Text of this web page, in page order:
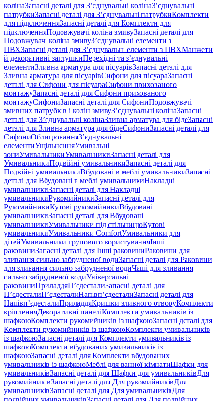
колінаЗапасні деталі для З’єднувальні колінаЗ’єднувальні
патрубкиЗапасні деталі для З’єднувальні патрубкиКомплекти
для підключенняЗапасні деталі для Комплекти для
підключенняПодовжувачі коліна змивуЗапасні деталі для
Подовжувачі коліна змивуЗ’єднувальні елементи з
ПВХЗапасні деталі для З’єднувальні елементи з ПВХМанжети
й декоративні заглушкиПерехідні та з’єднувальні
елементиЗливна арматура для пісуарівЗапасні деталі для
Зливна арматура для пісуарівСифони для пісуараЗапасні
деталі для Сифони для пісуараСифони прихованого
монтажуЗапасні деталі для Сифони прихованого
монтажуСифониЗапасні деталі для СифониПодовжувачі
змивних патрубків і колін змивуЗ’єднувальні колінаЗапасні
деталі для З’єднувальні колінаЗливна арматура для бідеЗапасні
деталі для Зливна арматура для бідеСифониЗапасні деталі для
СифониОблицюванняЗ’єднувальні
елементиУщільненняУмивальні
зониУмивальникиУмивальникиЗапасні деталі для
УмивальникиПодвійні умивальникиЗапасні деталі для
Подвійні умивальникиВбудовані в меблі умивальникиЗапасні
деталі для Вбудовані в меблі умивальникиНакладні
умивальникиЗапасні деталі для Накладні
умивальникиРукомийникиЗапасні деталі для
РукомийникиКутові рукомийникиВбудовані
умивальникиЗапасні деталі для Вбудовані
умивальникиУмивальники під стільницюКутові
умивальникиУмивальники ComfortУмивальники для
дітейУмивальники групового користуванняІнші
раковиниЗапасні деталі для Інші раковиниРаковини для
зливання сильно забрудненої водиЗапасні деталі для Раковини
для зливання сильно забрудненої водиЧаші для зливання
сильно забрудненої водиУніверсальні
раковиниПриладдяП’єдесталиЗапасні деталі для
П’єдесталиП’єдесталиНапівп’єдесталиЗапасні деталі для
Напівп’єдесталиПриладдяКришки зливного отворуКомплекти
кріпленняДекоративні панеліКомплекти умивальників із
шафкоюКомплекти рукомийників із шафкоюЗапасні деталі для
Комплекти рукомийників із шафкоюКомплекти умивальників
із шафкоюЗапасні деталі для Комплекти умивальників із
шафкоюКомплекти вбудованих умивальників із
шафкоюЗапасні деталі для Комплекти вбудованих
умивальників із шафкоюМеблі для ванної кімнатиШафки для
умивальниківЗапасні деталі для Шафки для умивальниківДля
рукомийниківЗапасні деталі для Для рукомийниківДля
умивальниківЗапасні деталі для Для умивальниківДля
подвійних умивальниківЗапасні деталі для Для подвійних